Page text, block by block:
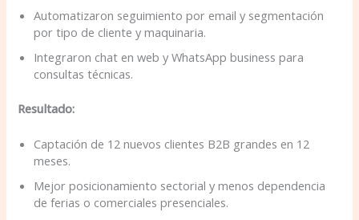
Automatizaron seguimiento por email y segmentación
por tipo de cliente y maquinaria.
Integraron chat en web y WhatsApp business para
consultas técnicas.
Resultado:
Captación de 12 nuevos clientes B2B grandes en 12
meses.
Mejor posicionamiento sectorial y menos dependencia
de ferias o comerciales presenciales.